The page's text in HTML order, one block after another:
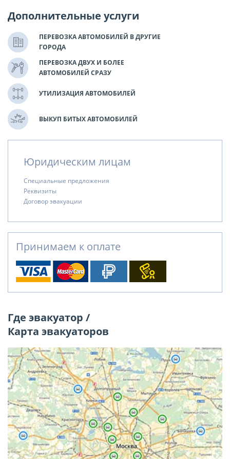
Дополнительные услуги
ПЕРЕВОЗКА АВТОМОБИЛЕЙ В ДРУГИЕ
ГОРОДА
ПЕРЕВОЗКА ДВУХ И БОЛЕЕ
АВТОМОБИЛЕЙ СРАЗУ
УТИЛИЗАЦИЯ АВТОМОБИЛЕЙ
ВЫКУП БИТЫХ АВТОМОБИЛЕЙ
Юридическим лицам
Специальные предложения
Реквизиты
Договор эвакуации
Принимаем к оплате
Где эвакуатор /
Карта эвакуаторов